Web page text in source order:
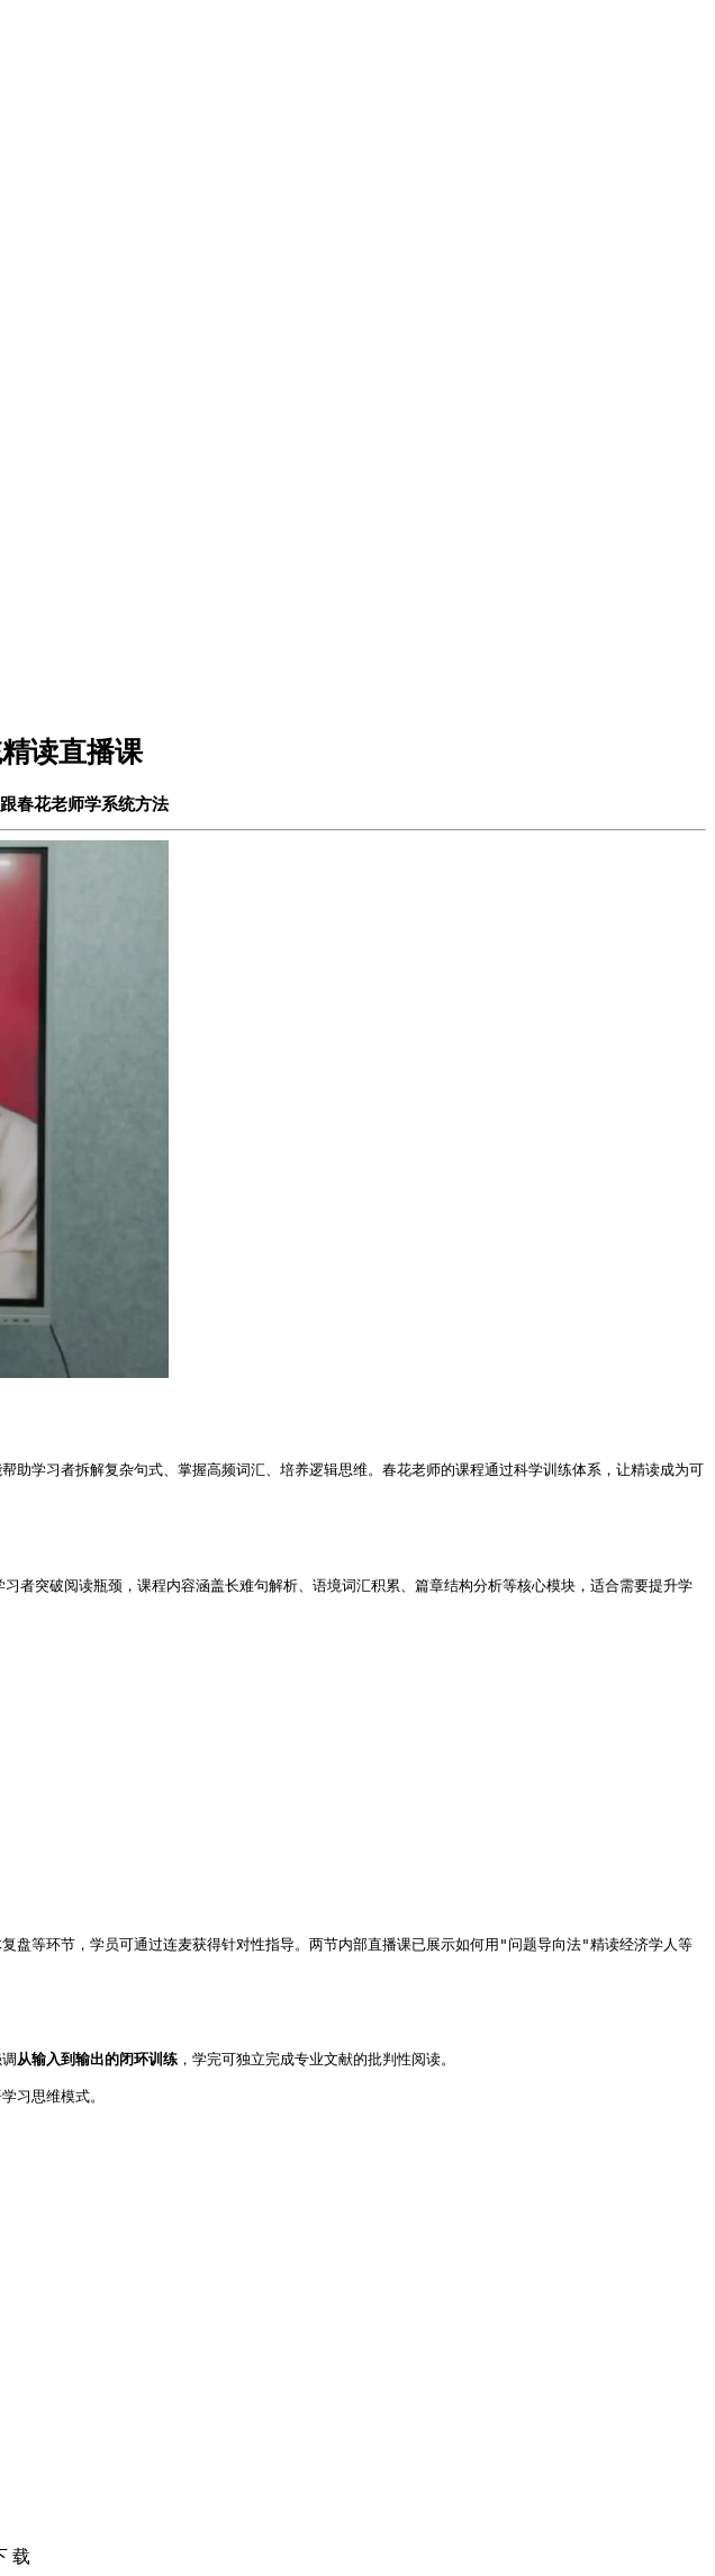
读直播课
春花老师学系统方法
助学习者拆解复杂句式、掌握高频词汇、培养逻辑思维。春花老师的课程通过科学训练体系，让精读成为可
者突破阅读瓶颈，课程内容涵盖长难句解析、语境词汇积累、篇章结构分析等核心模块，适合需要提升学
盘等环节，学员可通过连麦获得针对性指导。两节内部直播课已展示如何用"问题导向法"精读经济学人等
从输入到输出的闭环训练 ，学完可独立完成专业文献的批判性阅读。
习思维模式。
载